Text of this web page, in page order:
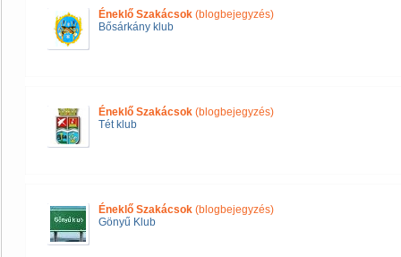
Éneklő Szakácsok (blogbejegyzés)
Bősárkány klub
Éneklő Szakácsok (blogbejegyzés)
Tét klub
Éneklő Szakácsok (blogbejegyzés)
Gönyű Klub